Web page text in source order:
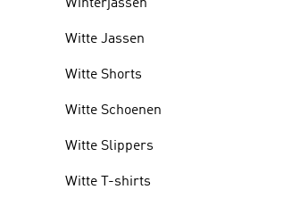
Winterjassen
Witte Jassen
Witte Shorts
Witte Schoenen
Witte Slippers
Witte T-shirts